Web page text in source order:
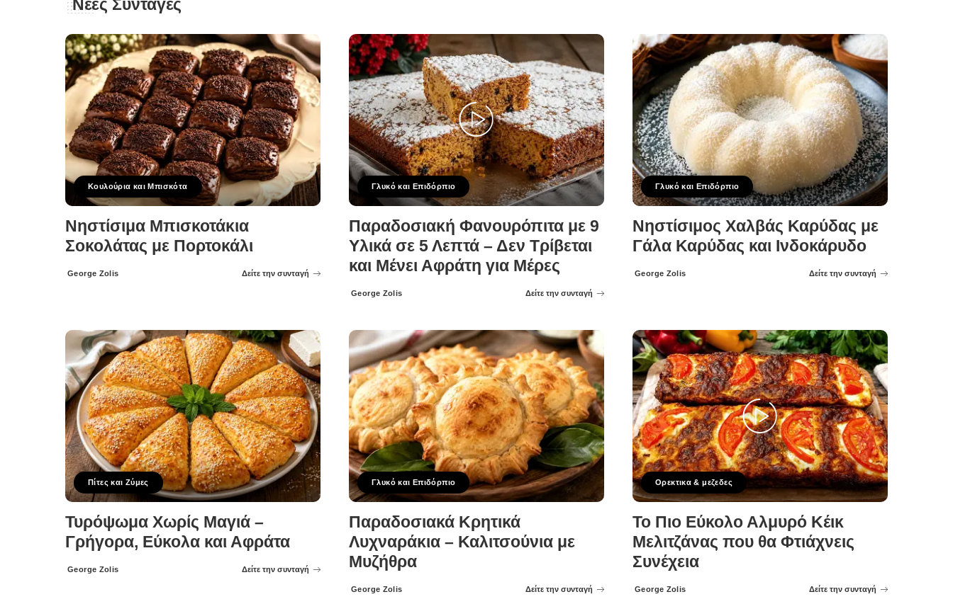
Νέες Συνταγές
Κουλούρια και Μπισκότα
Νηστίσιμα Μπισκοτάκια
Σοκολάτας με Πορτοκάλι
Posted
George Zolis Δείτε την συνταγή
Γλυκό και Επιδόρπιο
Παραδοσιακή Φανουρόπιτα με 9
Υλικά σε 5 Λεπτά – Δεν Τρίβεται
και Μένει Αφράτη για Μέρες
Posted
George Zolis Δείτε την συνταγή
Γλυκό και Επιδόρπιο
Νηστίσιμος Χαλβάς Καρύδας με
Γάλα Καρύδας και Ινδοκάρυδο
Posted
George Zolis Δείτε την συνταγή
Πίτες και Ζύμες
Τυρόψωμα Χωρίς Μαγιά –
Γρήγορα, Εύκολα και Αφράτα
Posted
George Zolis Δείτε την συνταγή
Γλυκό και Επιδόρπιο
Παραδοσιακά Κρητικά
Λυχναράκια – Καλιτσούνια με
Μυζήθρα
Posted
George Zolis Δείτε την συνταγή
Ορεκτικα & μεζεδες
Το Πιο Εύκολο Αλμυρό Κέικ
Μελιτζάνας που θα Φτιάχνεις
Συνέχεια
Posted
George Zolis Δείτε την συνταγή